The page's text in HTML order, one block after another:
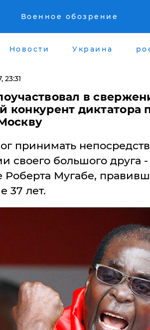
Военное обозрение
Новости Украина
23:31
в
конкурент диктатора
принимать
своего большого друга -
Мугабе,
37 лет.